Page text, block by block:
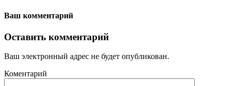
Ваш комментарий
Оставить комментарий
Ваш электронный адрес не будет опубликован.
Коментарий